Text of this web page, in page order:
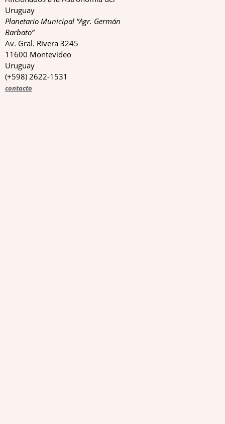
Uruguay
Planetario Municipal “Agr. Germán
Barbato”
Av. Gral. Rivera 3245
11600 Montevideo
Uruguay
(+598) 2622-1531
contacto